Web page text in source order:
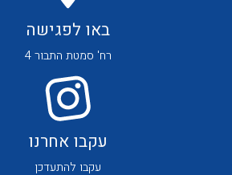
לכל מוצרי היצרן
באו לפגישה
רח' סמטת התבור 4
עקבו אחרנו
עקבו להתעדכן